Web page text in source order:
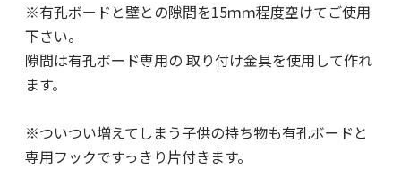
※有孔ボードと壁との隙間を15ｍｍ程度空けてご使用
下さい。
隙間は有孔ボード専用の 取り付け金具を使用して作れ
ます。
※ついつい増えてしまう子供の持ち物も有孔ボードと
専用フックですっきり片付きます。